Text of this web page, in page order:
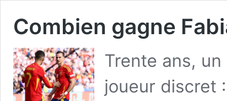
Combien gagne
Trente ans,
joueur discret